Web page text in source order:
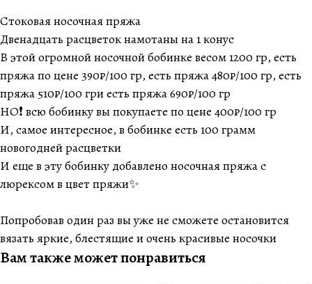
Стоковая носочная пряжа
Двенадцать расцветок намотаны на 1 конус
В этой огромной носочной бобинке весом 1200 гр, есть
пряжа по цене 390₽/100 гр, есть пряжа 480₽/100 гр, есть
пряжа 510₽/100 гри есть пряжа 690₽/100 гр
НО❗️ всю бобинку вы покупаете по цене 400₽/100 гр
И, самое интересное, в бобинке есть 100 грамм
новогодней расцветки
И еще в эту бобинку добавлено носочная пряжа с
люрексом в цвет пряжи✨
Попробовав один раз вы уже не сможете остановится
вязать яркие, блестящие и очень красивые носочки
Вам также может понравиться